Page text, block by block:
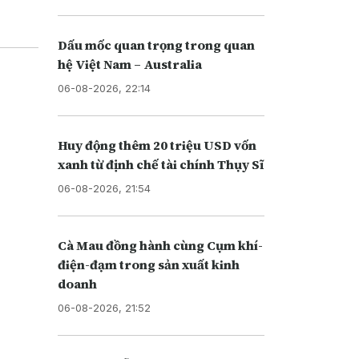
Dấu mốc quan trọng trong quan
hệ Việt Nam – Australia
06-08-2026, 22:14
Huy động thêm 20 triệu USD vốn
xanh từ định chế tài chính Thụy Sĩ
06-08-2026, 21:54
Cà Mau đồng hành cùng Cụm khí-
điện-đạm trong sản xuất kinh
doanh
06-08-2026, 21:52